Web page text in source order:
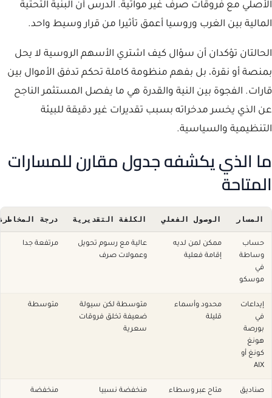
الأصلي مع فروقات صرف غير مواتية. الدرس أن البنية التحتية
المالية بين الغرب وروسيا أعمق تأثيرا من قرار وسيط واحد.
الحالتان تؤكدان أن سؤال كيف اشتري الأسهم الروسية لا يحل
بمنصة أو نقرة، بل بفهم منظومة كاملة تحكم تدفق الأموال بين
قارات. الفجوة بين النية والقدرة هي ما يفصل المستثمر الناجح
عن الذي يخسر مدخراته بسبب تقديرات غير دقيقة للبيئة
التنظيمية والسياسية.
ما الذي يكشفه جدول مقارن للمسارات
المتاحة
المسار الوصول الفعلي الكلفة التقديرية درجة
حساب
وساطة
في
موسكو
ممكن لمن لديه
إقامة فعلية
عالية مع رسوم تحويل
وعمولات صرف
مرتفعة جدا
إيداعات
في
بورصة
هونغ
كونغ أو
AIX
محدود وأسماء
قليلة
متوسطة لكن سيولة
ضعيفة تخلق فروقات
سعرية
متوسطة
صناديق
متاح عبر وسطاء
منخفضة نسبيا منخفضة